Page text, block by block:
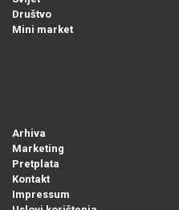
Društvo
Mini market
Arhiva
Marketing
Pretplata
Kontakt
Impressum